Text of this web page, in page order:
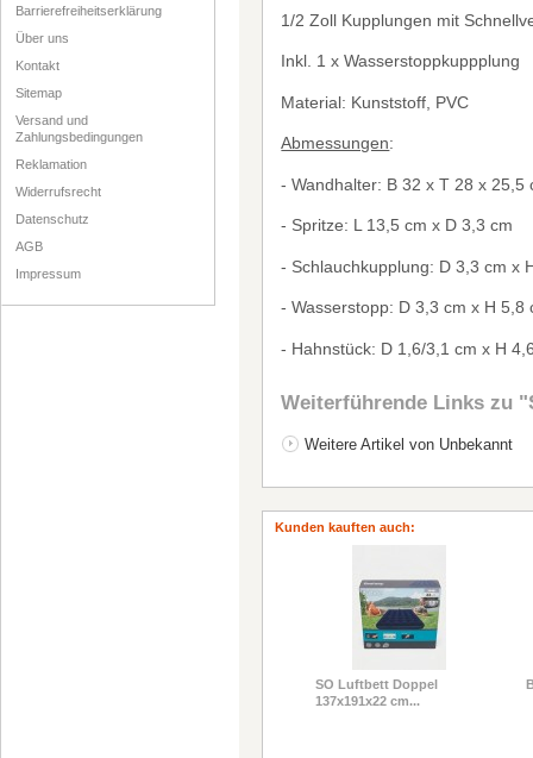
Barrierefreiheitserklärung
Über uns
Kontakt
Sitemap
Versand und
Zahlungsbedingungen
Reklamation
Widerrufsrecht
Datenschutz
AGB
Impressum
1/2 Zoll Kupplungen mit
Inkl. 1 x Wasserstoppkuppplung
Material: Kunststoff, PVC
Abmessungen:
- Wandhalter: B 32 x T 28 x 25,5
- Spritze: L 13,5 cm x D 3,3 cm
- Schlauchkupplung: D 3,3 cm x
- Wasserstopp: D 3,3 cm x H 5,8
- Hahnstück: D 1,6/3,1 cm x H
Weiterführende Links zu
Weitere Artikel von Unbekannt
Kunden kauften auch:
SO Luftbett Doppel
137x191x22 cm...